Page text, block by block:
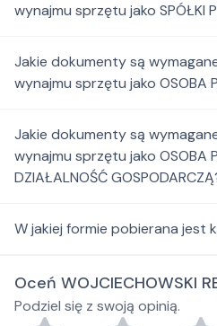
wynajmu sprzętu jako SPÓŁKI
Jakie dokumenty są
wynajmu sprzętu jako OSOBA
Jakie dokumenty są
wynajmu sprzętu jako OSOBA
DZIAŁALNOŚĆ
W jakiej formie pobierana jest
Oceń WOJCIECHOWSKI
Podziel się z swoją opinią.